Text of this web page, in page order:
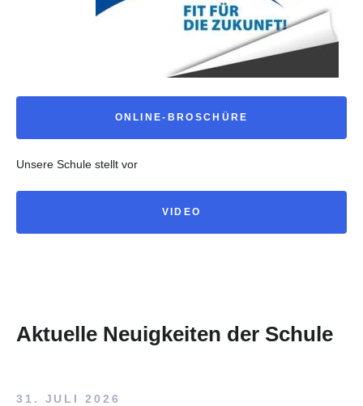
ONLINE-BROSCHÜRE
Unsere Schule stellt vor
VIDEO
Aktuelle Neuigkeiten der Schule
31. JULI 2026